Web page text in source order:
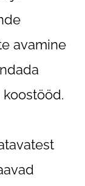
avamine